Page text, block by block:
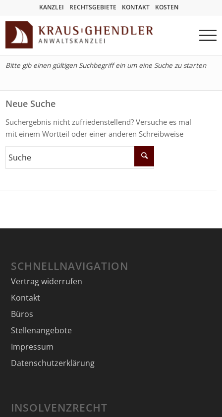
KANZLEI RECHTSGEBIETE KONTAKT KOSTEN
Bitte gib einen gültigen Suchbegriff ein um eine Suche zu starten
Neue Suche
Suchergebnis nicht zufriedenstellend? Versuche es mal
mit einem Wortteil oder einer anderen Schreibweise
SCHNELLNAVIGATION
Vertrag widerrufen
Kontakt
Büros
Stellenangebote
Impressum
Datenschutzerklärung
INSOLVENZRECHT